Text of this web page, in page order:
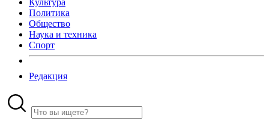
Культура
Политика
Общество
Наука и техника
Спорт
Редакция